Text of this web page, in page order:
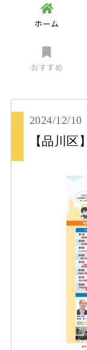
ホーム
おすすめ
2024/12/10
【品川区